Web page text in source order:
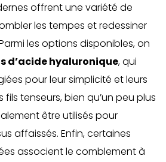
offrent une variété de
les tempes et redessiner
les options disponibles, on
d’acide hyaluronique, qui
pour leur simplicité et leurs
fils tenseurs, bien qu’un peu plus
être utilisés pour
affaissés. Enfin, certaines
associent le comblement à